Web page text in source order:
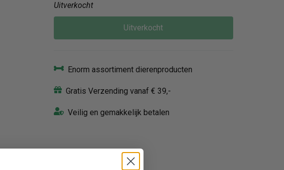
Uitverkocht
Uitverkocht
Enorm assortiment dierenproducten
Gratis Verzending vanaf € 39,-
Veilig en gemakkelijk betalen